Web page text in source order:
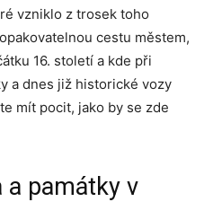
vzniklo z trosek toho
cestu městem,
16. století a kde při
a dnes již historické vozy
mít pocit, jako by se zde
památky v